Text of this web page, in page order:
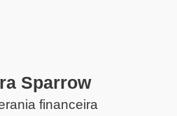
Sparrow
financeira